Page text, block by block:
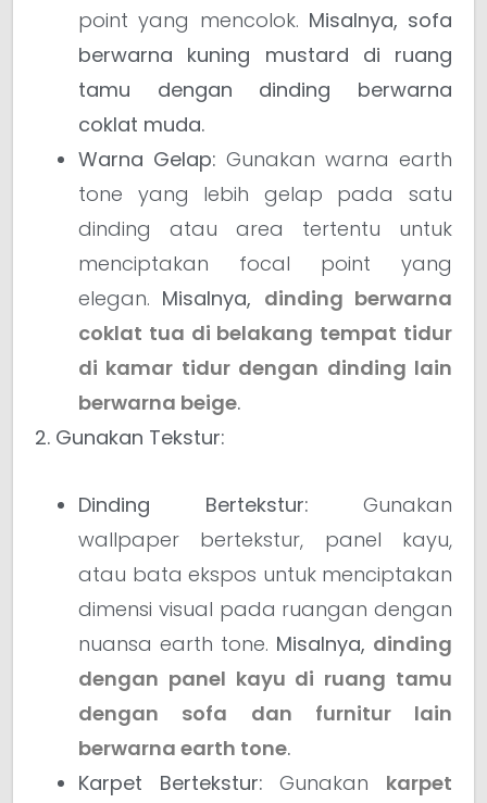
point yang mencolok. Misalnya, sofa
berwarna kuning mustard di ruang
tamu dengan dinding berwarna
coklat muda.
Warna Gelap: Gunakan warna earth
tone yang lebih gelap pada satu
dinding atau area tertentu untuk
menciptakan focal point yang
elegan. Misalnya, dinding berwarna
coklat tua di belakang tempat tidur
di kamar tidur dengan dinding lain
berwarna beige.
2. Gunakan Tekstur:
Dinding Bertekstur: Gunakan
wallpaper bertekstur, panel kayu,
atau bata ekspos untuk menciptakan
dimensi visual pada ruangan dengan
nuansa earth tone. Misalnya, dinding
dengan panel kayu di ruang tamu
dengan sofa dan furnitur lain
berwarna earth tone.
Karpet Bertekstur: Gunakan karpet